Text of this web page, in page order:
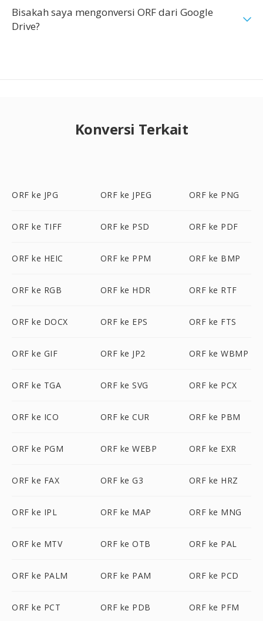
Bisakah saya mengonversi ORF dari Google
Drive?
Konversi Terkait
ORF ke JPG ORF ke JPEG ORF ke PNG
ORF ke TIFF ORF ke PSD ORF ke PDF
ORF ke HEIC ORF ke PPM ORF ke BMP
ORF ke RGB ORF ke HDR ORF ke RTF
ORF ke DOCX ORF ke EPS ORF ke FTS
ORF ke GIF ORF ke JP2 ORF ke WBMP
ORF ke TGA ORF ke SVG ORF ke PCX
ORF ke ICO ORF ke CUR ORF ke PBM
ORF ke PGM ORF ke WEBP ORF ke EXR
ORF ke FAX ORF ke G3 ORF ke HRZ
ORF ke IPL ORF ke MAP ORF ke MNG
ORF ke MTV ORF ke OTB ORF ke PAL
ORF ke PALM ORF ke PAM ORF ke PCD
ORF ke PCT ORF ke PDB ORF ke PFM